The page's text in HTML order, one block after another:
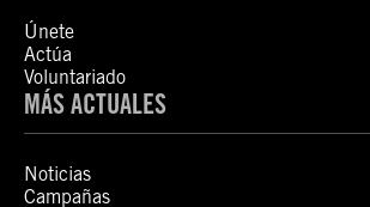
Únete
Actúa
Voluntariado
MÁS ACTUALES
Noticias
Campañas